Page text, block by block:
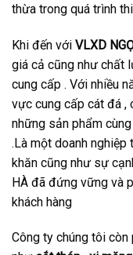
thừa trong quá trình
Khi đến với VLXD
giá cả cũng như chất
cung cấp . Với nhiều
vực cung cấp cát đá ,
những sản phẩm
.Là một doanh
khăn cũng như sự
HÀ đã đứng vững và
khách hàng
Công ty chúng tôi